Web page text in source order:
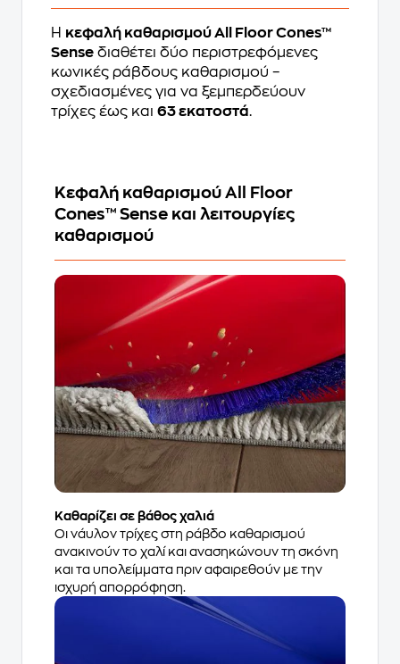
Η κεφαλή καθαρισμού All Floor Cones™
Sense διαθέτει δύο περιστρεφόμενες
κωνικές ράβδους καθαρισμού –
σχεδιασμένες για να ξεμπερδεύουν
τρίχες έως και 63 εκατοστά.
Κεφαλή καθαρισμού All Floor
Cones™ Sense και λειτουργίες
καθαρισμού
Καθαρίζει σε βάθος χαλιά
Οι νάυλον τρίχες στη ράβδο καθαρισμού
ανακινούν το χαλί και ανασηκώνουν τη σκόνη
και τα υπολείμματα πριν αφαιρεθούν με την
ισχυρή απορρόφηση.